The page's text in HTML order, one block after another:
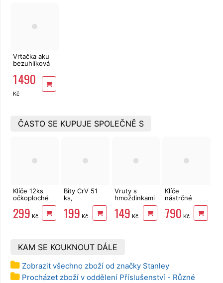
Vrtačka aku
bezuhlíková
18 Li-Solo X-
Change
1 490
Kč
ČASTO SE KUPUJE SPOLEČNĚ S
Klíče 12ks
očkoploché
CrV 6-22mm
EXTOL
Premium
299 Kč
Bity CrV 51
ks,
magnetický
držák EXTOL
199 Kč
Vruty s
hmoždinkami
170 ks EXTOL
Craft 1445
149 Kč
Klíče
nástrčné
Dufurt CrV
108 ks, v
kufru
790 Kč
KAM SE KOUKNOUT DÁLE
Zobrazit všechno zboží od značky Stanley
Procházet zboží v oddělení Příslušenství - Různé